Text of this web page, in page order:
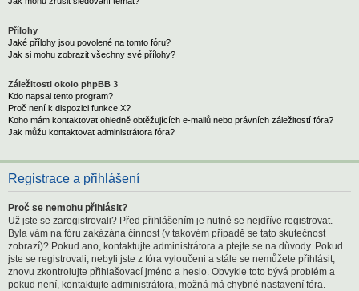
Přílohy
Jaké přílohy jsou povolené na tomto fóru?
Jak si mohu zobrazit všechny své přílohy?
Záležitosti okolo phpBB 3
Kdo napsal tento program?
Proč není k dispozici funkce X?
Koho mám kontaktovat ohledně obtěžujících e-mailů nebo právních záležitostí fóra?
Jak můžu kontaktovat administrátora fóra?
Registrace a přihlášení
Proč se nemohu přihlásit?
Už jste se zaregistrovali? Před přihlášením je nutné se nejdříve registrovat.
Byla vám na fóru zakázána činnost (v takovém případě se tato skutečnost
zobrazí)? Pokud ano, kontaktujte administrátora a ptejte se na důvody. Pokud
jste se registrovali, nebyli jste z fóra vyloučeni a stále se nemůžete přihlásit,
znovu zkontrolujte přihlašovací jméno a heslo. Obvykle toto bývá problém a
pokud není, kontaktujte administrátora, možná má chybné nastavení fóra.